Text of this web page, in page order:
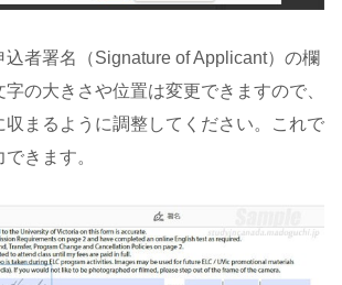
者署名（Signature of Applicant）の欄
の大きさや位置は変更できますので、
収まるように調整してください。これで
きます。